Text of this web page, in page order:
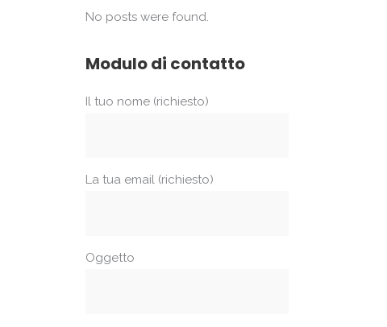
No posts were found.
Modulo di contatto
Il tuo nome (richiesto)
La tua email (richiesto)
Oggetto